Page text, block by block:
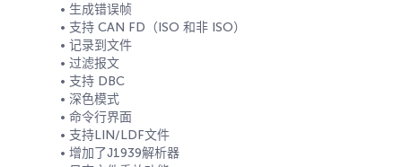
• 生成错误帧
• 支持 CAN FD（ISO 和非 ISO）
• 记录到文件
• 过滤报文
• 支持 DBC
• 深色模式
• 命令行界面
• 支持LIN/LDF文件
• 增加了J1939解析器